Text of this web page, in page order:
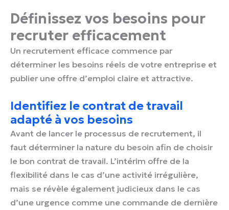
Définissez vos besoins pour
recruter efficacement
Un recrutement efficace commence par
déterminer les besoins réels de votre entreprise et
publier une offre d’emploi claire et attractive.
Identifiez le contrat de travail
adapté à vos besoins
Avant de lancer le processus de recrutement, il
faut déterminer la nature du besoin afin de choisir
le bon contrat de travail. L’intérim offre de la
flexibilité dans le cas d’une activité irrégulière,
mais se révèle également judicieux dans le cas
d’une urgence comme une commande de dernière